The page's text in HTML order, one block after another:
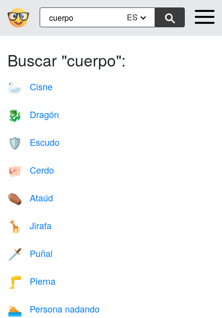
ES
Buscar "cuerpo":
🦢 Cisne
🐉 Dragón
🛡️ Escudo
🐖 Cerdo
⚰️ Ataúd
🦒 Jirafa
🗡️ Puñal
🦵 Pierna
🏊 Persona nadando